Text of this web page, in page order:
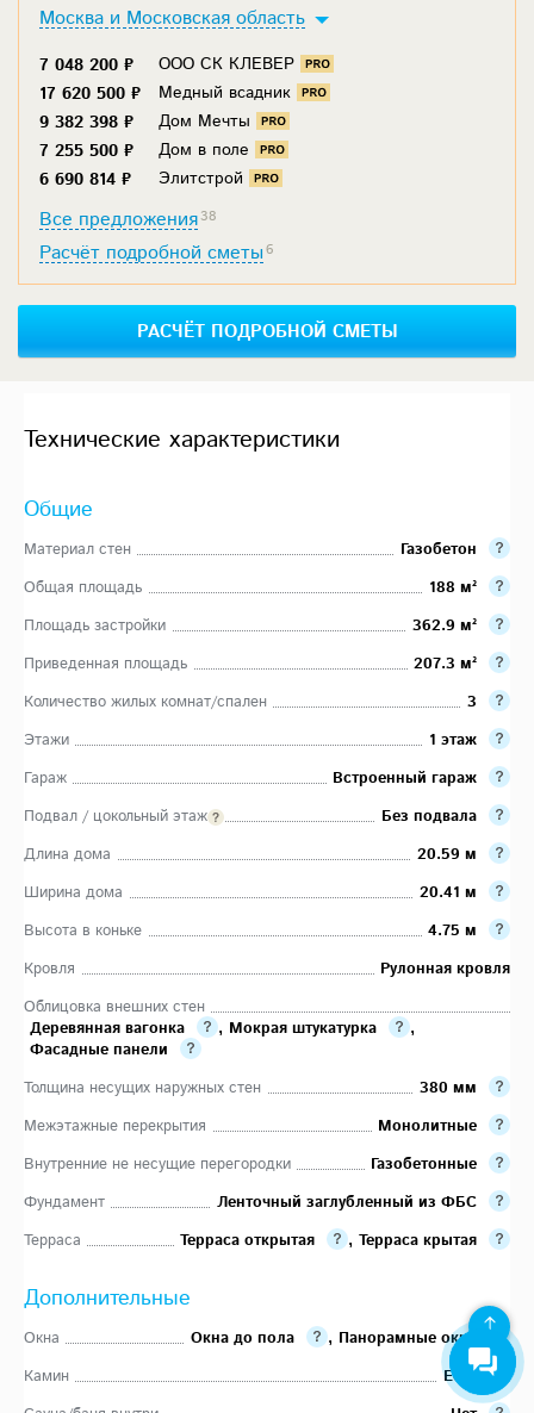
Москва и Московская область
7 048 200 ₽
ООО СК КЛЕВЕР
17 620 500 ₽
Медный всадник
9 382 398 ₽
Дом Мечты
7 255 500 ₽
Дом в поле
6 690 814 ₽
Элитстрой
Все предложения38
Расчёт подробной сметы6
РАСЧЁТ ПОДРОБНОЙ СМЕТЫ
Технические характеристики
Общие
Материал стен
Газобетон
Общая площадь
188 м²
Площадь застройки
362.9 м²
Приведенная площадь
207.3 м²
Количество жилых комнат/спален
3
Этажи
1 этаж
Гараж
Встроенный гараж
Подвал / цокольный этаж
Без подвала
Длина дома
20.59 м
Ширина дома
20.41 м
Высота в коньке
4.75 м
Кровля
Рулонная кровля
Облицовка внешних стен
Деревянная вагонка
, Мокрая штукатурка
,
Фасадные панели
Толщина несущих наружных стен
380 мм
Межэтажные перекрытия
Монолитные
Внутренние не несущие перегородки
Газобетонные
Фундамент
Ленточный заглубленный из ФБС
Терраса
Терраса открытая , Терраса крытая
Дополнительные
Окна Окна до пола , Панорамные окна
Камин
Есть